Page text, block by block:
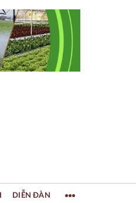
DIỄN ĐÀN